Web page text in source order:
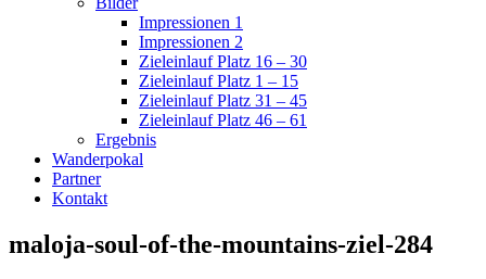
Impressionen 1
Impressionen 2
Zieleinlauf Platz 16 – 30
Zieleinlauf Platz 1 – 15
Zieleinlauf Platz 31 – 45
Zieleinlauf Platz 46 – 61
Ergebnis
Wanderpokal
Partner
Kontakt
maloja-soul-of-the-mountains-ziel-284